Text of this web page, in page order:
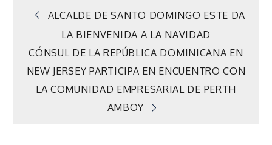
Navegación
de
entradas
ALCALDE DE SANTO DOMINGO ESTE DA
LA BIENVENIDA A LA NAVIDAD
CÓNSUL DE LA REPÚBLICA DOMINICANA EN
NEW JERSEY PARTICIPA EN ENCUENTRO CON
LA COMUNIDAD EMPRESARIAL DE PERTH
AMBOY